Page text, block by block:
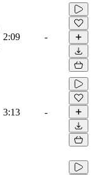
2:09 -
3:13 -